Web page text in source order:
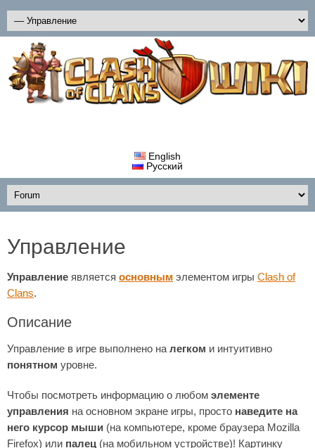
English
Русский
Управление
Управление является основным элементом игры Clash of
Clans.
Описание
Управление в игре выполнено на легком и интуитивно
понятном уровне.
Чтобы посмотреть информацию о любом элементе
управления на основном экране игры, просто наведите на
него курсор мыши (на компьютере, кроме браузера Mozilla
Firefox) или палец (на мобильном устройстве)! Картинку